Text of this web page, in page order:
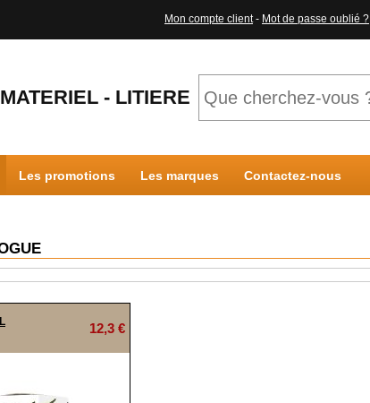
Mon compte client- Mot de passe oublié ?
- LITIERE
Les promotions Les marques Contactez-nous
12,3 €